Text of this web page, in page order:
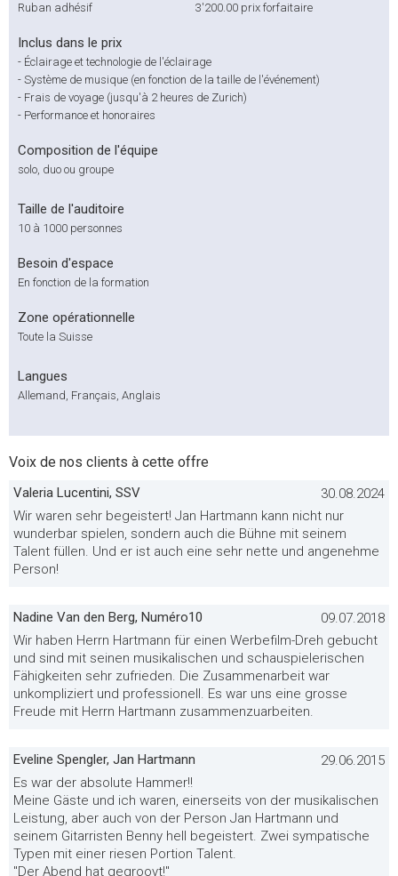
Ruban adhésif
3'200.00 prix forfaitaire
Inclus dans le prix
- Éclairage et technologie de l'éclairage
- Système de musique (en fonction de la taille de l'événement)
- Frais de voyage (jusqu'à 2 heures de Zurich)
- Performance et honoraires
Composition de l'équipe
solo, duo ou groupe
Taille de l'auditoire
10 à 1000 personnes
Besoin d'espace
En fonction de la formation
Zone opérationnelle
Toute la Suisse
Langues
Allemand, Français, Anglais
Voix de nos clients à cette offre
Valeria Lucentini, SSV
30.08.2024
Wir waren sehr begeistert! Jan Hartmann kann nicht nur
wunderbar spielen, sondern auch die Bühne mit seinem
Talent füllen. Und er ist auch eine sehr nette und angenehme
Person!
Nadine Van den Berg, Numéro10
09.07.2018
Wir haben Herrn Hartmann für einen Werbefilm-Dreh gebucht
und sind mit seinen musikalischen und schauspielerischen
Fähigkeiten sehr zufrieden. Die Zusammenarbeit war
unkompliziert und professionell. Es war uns eine grosse
Freude mit Herrn Hartmann zusammenzuarbeiten.
Eveline Spengler, Jan Hartmann
29.06.2015
Es war der absolute Hammer!!
Meine Gäste und ich waren, einerseits von der musikalischen
Leistung, aber auch von der Person Jan Hartmann und
seinem Gitarristen Benny hell begeistert. Zwei sympatische
Typen mit einer riesen Portion Talent.
"Der Abend hat gegroovt!"